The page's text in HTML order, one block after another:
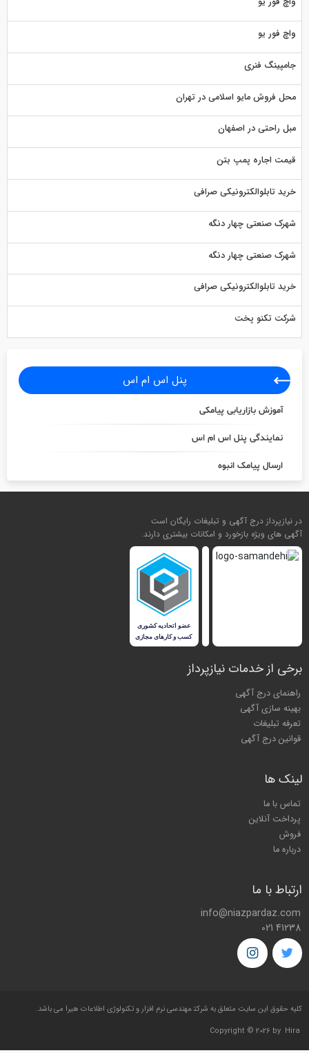
واچ فور یو
جامپینگ فنری
محل فروش مایو اسلامی در تهران
مبل راحتی در اصفهان
قیمت اجاره پمپ بتن
خرید تابلوالکترونیکی صرافی
شهرک صنعتی چهار دنگه
شهرک صنعتی چهار دنگه
خرید تابلوالکترونیکی صرافی
شرکت تکنو پخت
پنل اس ام اس
آموزش بازاریابی پیامکی
نمایندگی پنل اس ام اس
ارسال پیامک انبوه
در نیازپرداز درج آگهی و تبلیغات رایگان است
آگهی های ویژه بازخورد و امکانات بیشتری دارند.
برخی از خدمات نیازپرداز
راهنمای درج آگهی
بهینه سازی آگهی
تعرفه تبلیغات
قوانین درج آگهی
لینک ها
تماس با ما
پرداخت آنلاین
فروش
درباره ما
ارتباط با ما
info@niazpardaz.com
021 41238
کليه حقوق اين سايت متعلق به شرکتمهندسی نرم افزار و تکنولوژی اطلاعات هیرا می باشد.
Copyright © 2026 by Hira